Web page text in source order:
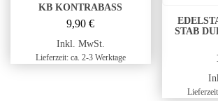
KB KONTRABASS
9,90€
Inkl. MwSt.
Lieferzeit: ca. 2-3 Werktage
STAB